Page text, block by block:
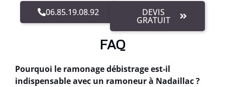
06.85.19.08.92 DEVIS
GRATUIT
FAQ
Pourquoi le ramonage débistrage est-il
indispensable avec un ramoneur à Nadaillac ?